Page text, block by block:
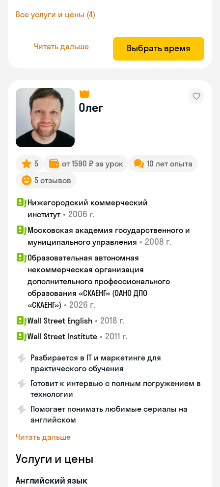
Все услуги и цены (4)
Читать дальше Выбрать время
Олег
5 от 1590 ₽ за урок
10 лет опыта
5 отзывов
Нижегородский коммерческий
институт • 2006 г.
Московская академия государственного и
муниципального управления • 2008 г.
Образовательная автономная
некоммерческая организация
дополнительного профессионального
образования «СКАЕНГ» (ОАНО ДПО
«СКАЕНГ») • 2026 г.
Wall Street English • 2018 г.
Wall Street Institute • 2011 г.
Разбирается в IT и маркетинге для
практического обучения
Готовит к интервью с полным погружением в
технологии
Помогает понимать любимые сериалы на
английском
Читать дальше
Услуги и цены
Английский язык